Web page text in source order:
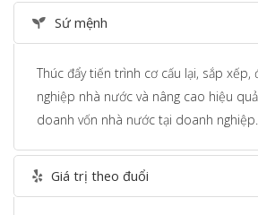
Sứ mệnh
Thúc đẩy tiến trình cơ cấu lại, sắp
nghiệp nhà nước và nâng cao hiệu
doanh vốn nhà nước tại doanh nghiệp.
Giá trị theo đuổi